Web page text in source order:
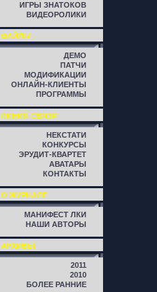
ИГРЫ ЗНАТОКОВ
ВИДЕОРОЛИКИ
ФАЙЛЫ
ДЕМО
ПАТЧИ
МОДИФИКАЦИИ
ОНЛАЙН-КЛИЕНТЫ
ПРОГРАММЫ
ЛИНИЯ СВЯЗИ
НЕКСТАТИ
КОНКУРСЫ
ЭРУДИТ-КВАРТЕТ
АВАТАРЫ
КОНТАКТЫ
О ЖУРНАЛЕ
МАНИФЕСТ ЛКИ
НАШИ АВТОРЫ
АРХИВЫ
2011
2010
БОЛЕЕ РАННИЕ